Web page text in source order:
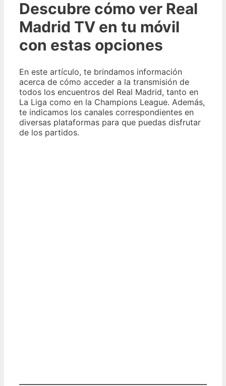
Descubre cómo ver Real
Madrid TV en tu móvil
con estas opciones
En este artículo, te brindamos información
acerca de cómo acceder a la transmisión de
todos los encuentros del Real Madrid, tanto en
La Liga como en la Champions League. Además,
te indicamos los canales correspondientes en
diversas plataformas para que puedas disfrutar
de los partidos.